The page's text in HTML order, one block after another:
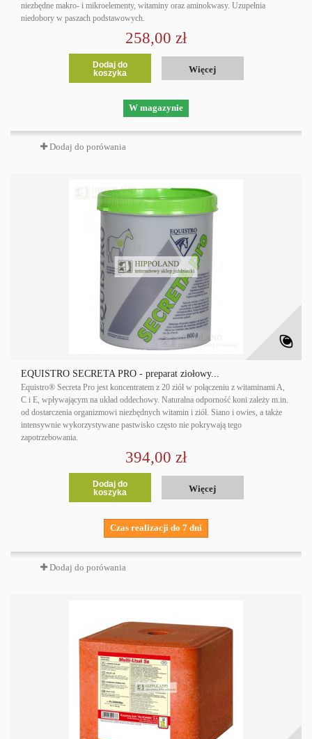
niezbędne makro- i mikroelementy, witaminy oraz aminokwasy. Uzupełnia
niedobory w paszach podstawowych.
258,00 zł
Dodaj do
koszyka
Więcej
W magazynie
Dodaj do porówania
EQUISTRO SECRETA PRO - preparat ziołowy...
Equistro® Secreta Pro jest koncentratem z 20 ziół w połączeniu z witaminami A,
C i E, wpływającym na układ oddechowy. Naturalna odporność koni zależy m.in.
od dostarczenia organizmowi niezbędnych witamin i ziół. Siano i owies, a także
intensywnie wykorzystywane pastwisko często nie pokrywają tego
zapotrzebowania.
394,00 zł
Dodaj do
koszyka
Więcej
Czas realizacji do 7 dni
Dodaj do porówania